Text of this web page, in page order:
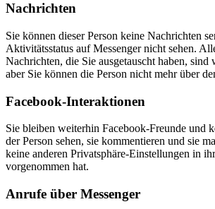
Nachrichten
Sie können dieser Person keine Nachrichten
Aktivitätsstatus auf Messenger nicht sehen.
Nachrichten, die Sie ausgetauscht haben, sind
aber Sie können die Person nicht mehr über
Facebook-Interaktionen
Sie bleiben weiterhin Facebook-Freunde und
der Person sehen, sie kommentieren und sie
keine anderen Privatsphäre-Einstellungen in
vorgenommen hat.
Anrufe über Messenger